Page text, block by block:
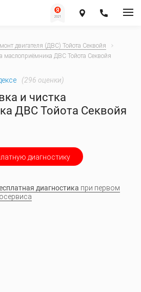
двигателя (ДВС) Тойота Секвойя
маслоприёмника ДВС Тойота Секвойя
и чистка
ДВС Тойота Секвойя
(296 оценки)
диагностику
диагностика при первом